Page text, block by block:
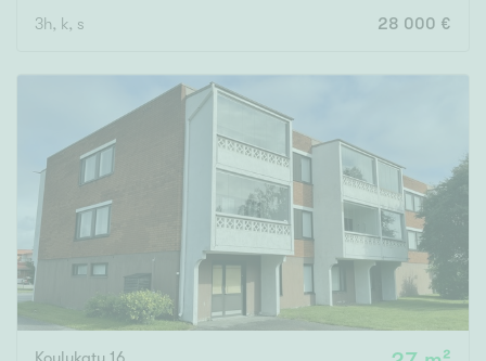
Rakennusvuosi
Uudiskohteet
Vain uudiskohteet Ei uudiskohteita
3h, k, s 28 000 €